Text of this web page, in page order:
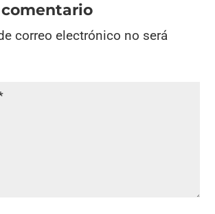
correo electrónico no será